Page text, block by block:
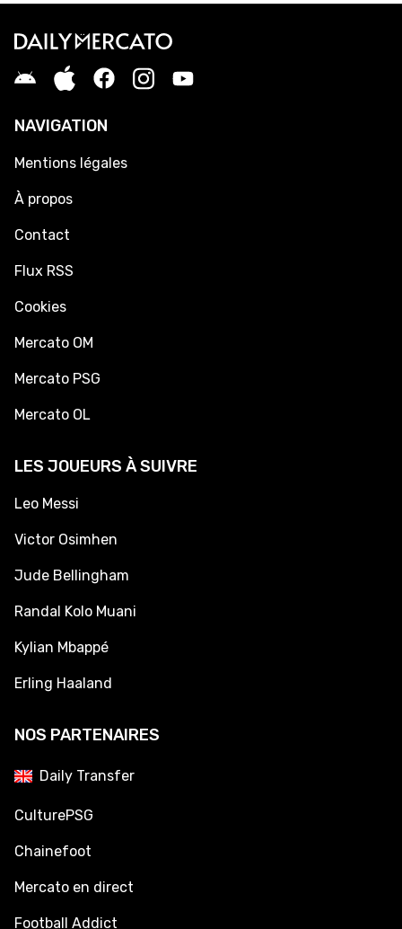
NAVIGATION
Mentions légales
À propos
Contact
Flux RSS
Cookies
Mercato OM
Mercato PSG
Mercato OL
LES JOUEURS À SUIVRE
Leo Messi
Victor Osimhen
Jude Bellingham
Randal Kolo Muani
Kylian Mbappé
Erling Haaland
NOS PARTENAIRES
Daily Transfer
CulturePSG
Chainefoot
Mercato en direct
Football Addict